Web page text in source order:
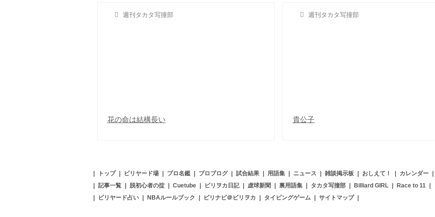
週刊タカタ写撞部
花の命は結構長い
週刊タカタ写撞部
貴公子
トップ ビリヤード場 プロ名鑑 プロブログ 試合結果 用語集 ニュース 雑談掲示板 おしえて！ カレンダー
記事一覧 脱初心者の掟 Cuetube ビリヲカ日記 虚球新聞 裏用語集 タカタ写撞部 Billiard GIRL Race to 11
ビリヤード占い NBAルールブック ビリナビ＠ビリヲカ タイピングゲーム サイトマップ